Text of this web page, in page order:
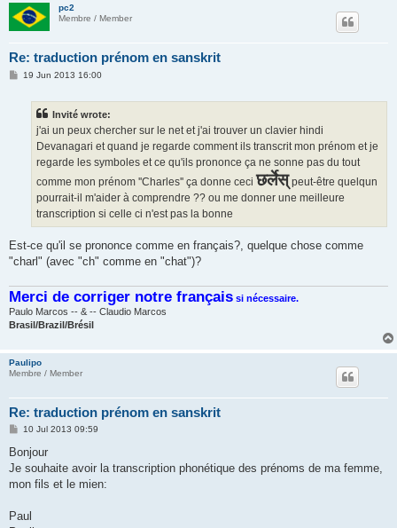
pc2
Membre / Member
Re: traduction prénom en sanskrit
P19 Jun 2013 16:00
Invité wrote:
j'ai un peux chercher sur le net et j'ai trouver un clavier hindi
Devanagari et quand je regarde comment ils transcrit mon prénom et je
regarde les symboles et ce qu'ils prononce ça ne sonne pas du tout
comme mon prénom ''Charles'' ça donne ceci छर्लेस् peut-être quelqun
pourrait-il m'aider à comprendre ?? ou me donner une meilleure
transcription si celle ci n'est pas la bonne
Est-ce qu'il se prononce comme en français?, quelque chose comme
"charl" (avec "ch" comme en "chat")?
Merci de corriger notre français si nécessaire.
Paulo Marcos -- & -- Claudio Marcos
Brasil/Brazil/Brésil
Paulipo
Membre / Member
Re: traduction prénom en sanskrit
P
s
10 Jul 2013 09:59
Bonjour
Je souhaite avoir la transcription phonétique des prénoms de ma femme,
mon fils et le mien:
Paul